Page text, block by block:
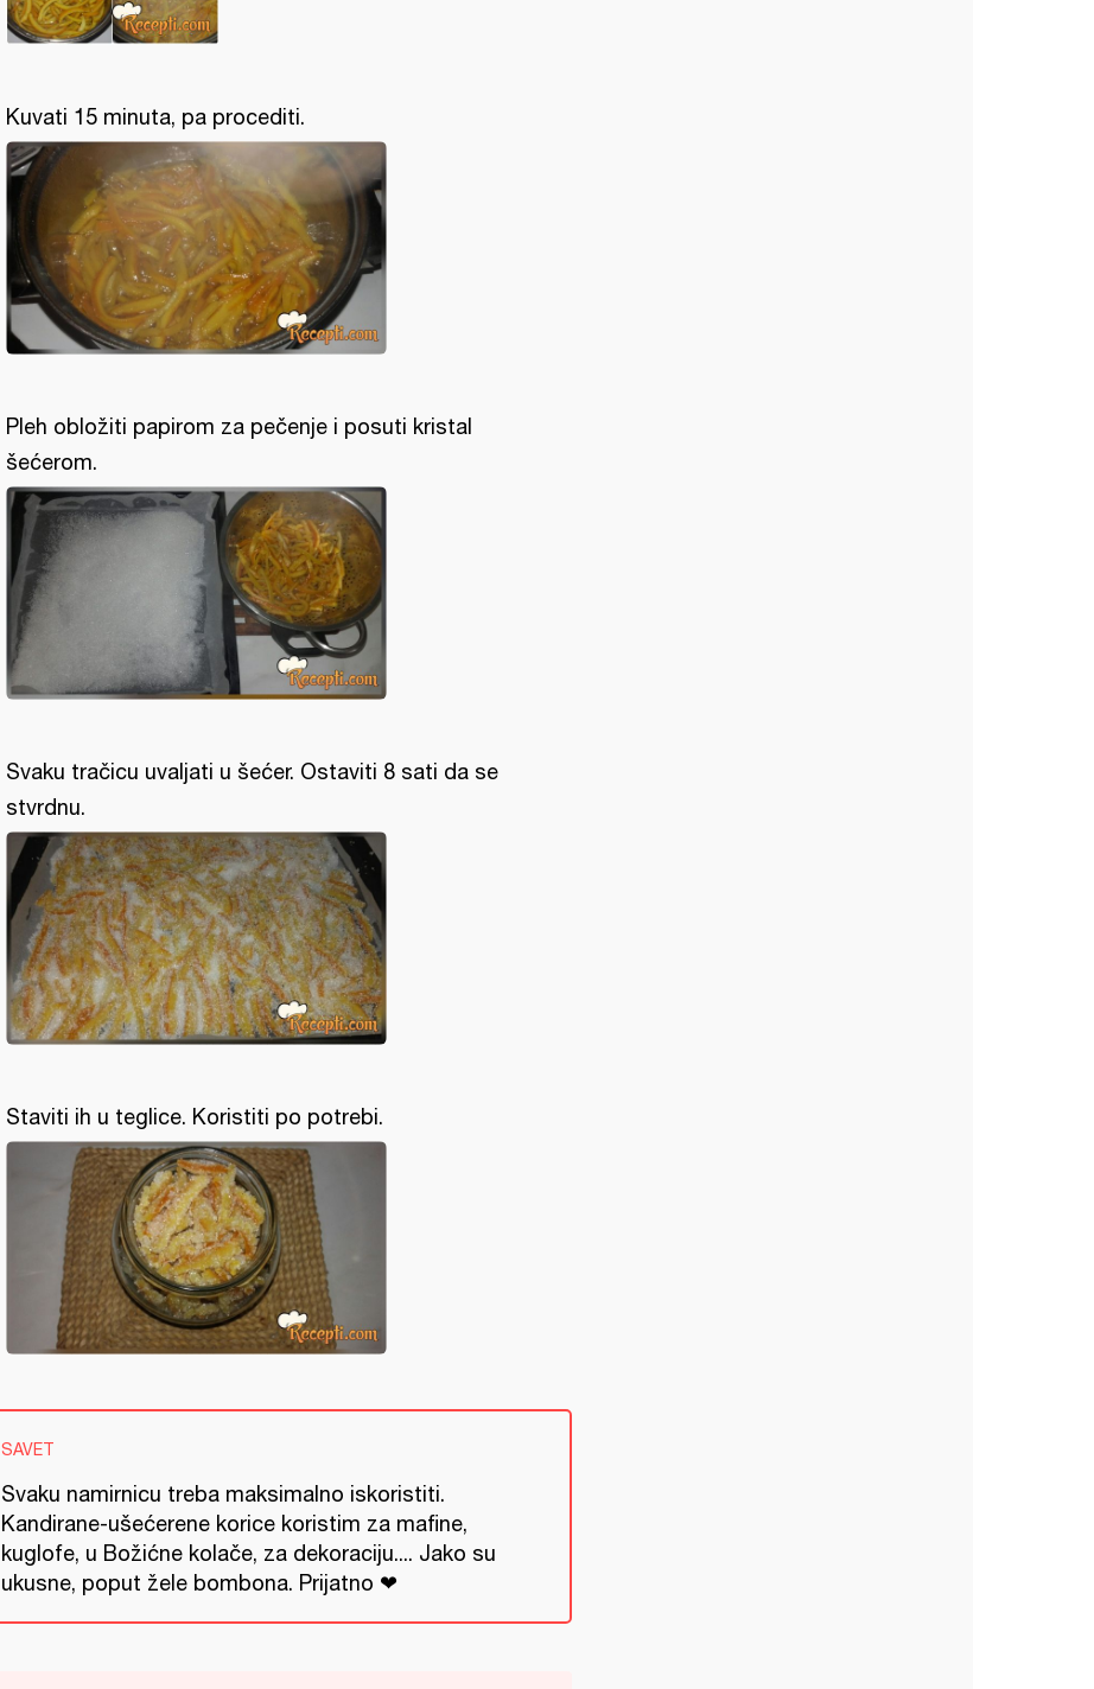
Kuvati 15 minuta, pa procediti.
Pleh obložiti papirom za pečenje i posuti kristal
šećerom.
Svaku tračicu uvaljati u šećer. Ostaviti 8 sati da se
stvrdnu.
Staviti ih u teglice. Koristiti po potrebi.
SAVET
Svaku namirnicu treba maksimalno iskoristiti.
Kandirane-ušećerene korice koristim za mafine,
kuglofe, u Božićne kolače, za dekoraciju.... Jako su
ukusne, poput žele bombona. Prijatno ❤